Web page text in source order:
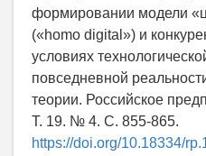
формировании модели
(«homo digital») и
условиях
повседневной
теории. Российское
Т. 19. № 4. С. 855-865.
https://doi.org/10.18334/